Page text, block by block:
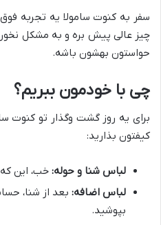
سفر به کنوت سامولا یه تجربه
چیز عالی پیش بره و به مشکل
حواستون بهشون باشه.
چی با خودمون ببریم؟
برای یه روز گشت وگذار تو کنوت
کیفتون بذارید:
لباس شنا و حوله: خب، این
لباس اضافه: بعد از شنا،
بپوشید.